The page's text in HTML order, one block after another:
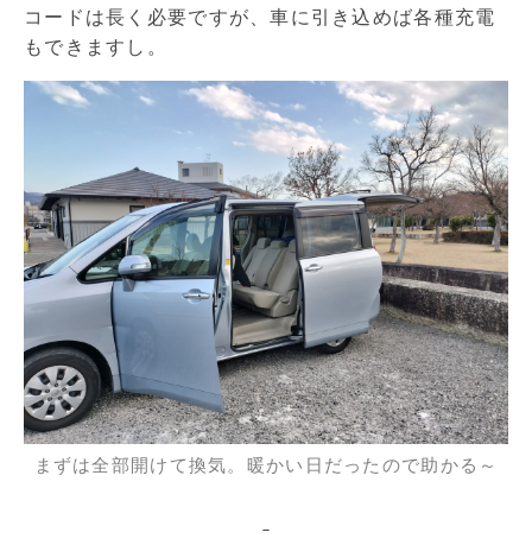
コードは長く必要ですが、車に引き込めば各種充電
もできますし。
まずは全部開けて換気。暖かい日だったので助かる～